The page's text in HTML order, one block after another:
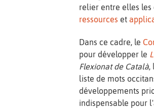
relier entre elles les
ressources et
Dans ce cadre, le
pour développer le
Flexionat de Català,
liste de mots
développements
indispensable pour